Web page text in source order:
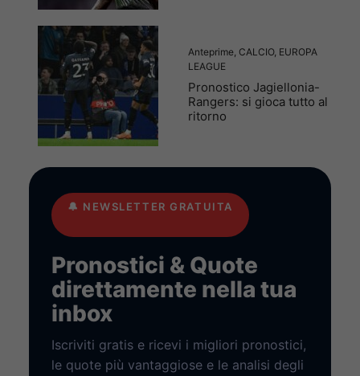
Anteprime CALCIO, EUROPA
LEAGUE
Pronostico Jagiellonia-
Rangers: si gioca tutto al
ritorno
🔔 NEWSLETTER GRATUITA
Pronostici & Quote
direttamente nella tua
inbox
Iscriviti gratis e ricevi i migliori pronostici,
le quote più vantaggiose e le analisi degli